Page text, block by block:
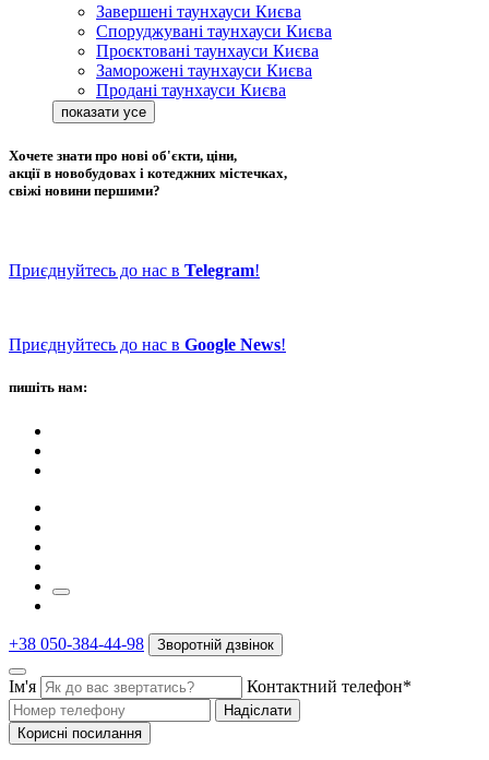
Завершені таунхауси Києва
Споруджувані таунхауси Києва
Проєктовані таунхауси Києва
Заморожені таунхауси Києва
Продані таунхауси Києва
Хочете знати про нові об'єкти, ціни,
акції в новобудовах і котеджних містечках,
свіжі новини першими?
Приєднуйтесь до нас в Telegram!
Приєднуйтесь до нас в Google News!
пишіть нам:
+38 050-384-44-98 Зворотній дзвінок
Ім'я Контактний телефон*
Надіслати
Корисні посилання